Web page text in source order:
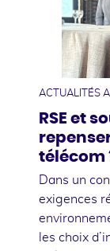
ACTUALITÉS
RSE et
télécom
Dans un
exigences
les choix